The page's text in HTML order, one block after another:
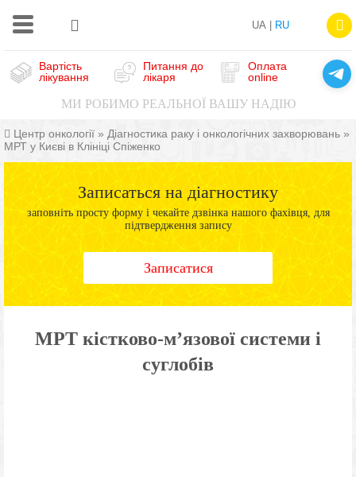
UA | RU
Вартість
лікування
Питання до
лікаря
Оплата
online
МИ РОБИМО РЕАЛЬНОЇ ВАШУ НАДІЮ
Центр онкології » Діагностика раку і онкологічних захворювань »
МРТ у Києві в Клініці Спіженко
Записаться на діагностику
заповніть просту форму і чекайте дзвінка нашого фахівця, для
підтвердження запису
Записатися
МРТ кістково-м’язової системи і
суглобів